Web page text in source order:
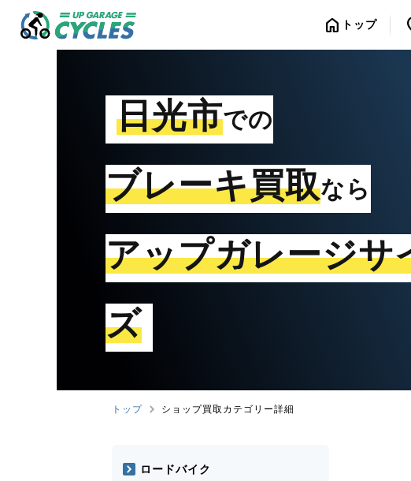
home トップ
日光市での
ブレーキ買取なら
アップガレージサ
ズ
トップ ショップ買取カテゴリー詳細
ロードバイク